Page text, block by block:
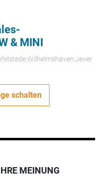
& MINI
schalten
MEINUNG